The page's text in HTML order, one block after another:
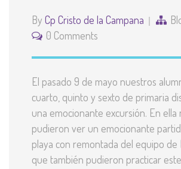
By Cp Cristo de la Campana
0 Comments
El pasado 9 de mayo nuestros
cuarto, quinto y sexto de primaria
una emocionante excursión. En ella
pudieron ver un emocionante
playa con remontada del equipo de
que también pudieron practicar